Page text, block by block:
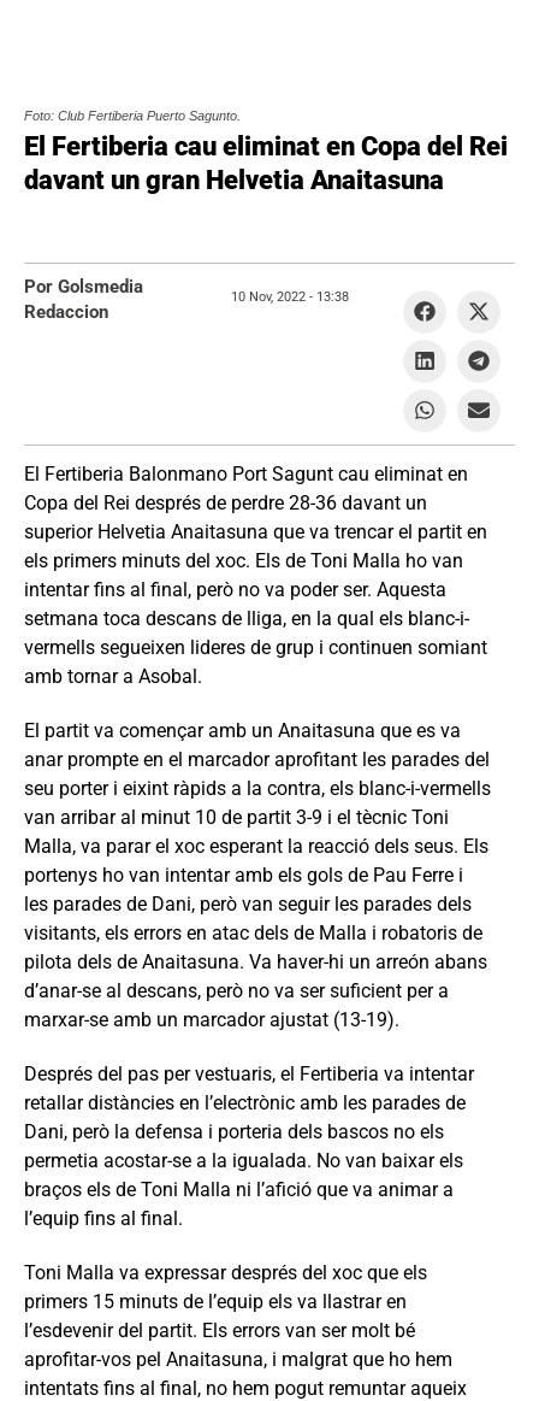
Foto: Club Fertiberia Puerto Sagunto.
El Fertiberia cau eliminat en Copa del Rei
davant un gran Helvetia Anaitasuna
El Fertiberia Balonmano Port Sagunt cau eliminat en
Copa del Rei després de perdre 28-36 davant un
superior Helvetia Anaitasuna que va trencar el partit en
els primers minuts del xoc. Els de Toni Malla ho van
intentar fins al final, però no va poder ser. Aquesta
setmana toca descans de lliga, en la qual els blanc-i-
vermells segueixen lideres de grup i continuen somiant
amb tornar a Asobal.
El partit va començar amb un Anaitasuna que es va
anar prompte en el marcador aprofitant les parades del
seu porter i eixint ràpids a la contra, els blanc-i-vermells
van arribar al minut 10 de partit 3-9 i el tècnic Toni
Malla, va parar el xoc esperant la reacció dels seus. Els
portenys ho van intentar amb els gols de Pau Ferre i
les parades de Dani, però van seguir les parades dels
visitants, els errors en atac dels de Malla i robatoris de
pilota dels de Anaitasuna. Va haver-hi un arreón abans
d’anar-se al descans, però no va ser suficient per a
marxar-se amb un marcador ajustat (13-19).
Després del pas per vestuaris, el Fertiberia va intentar
retallar distàncies en l’electrònic amb les parades de
Dani, però la defensa i porteria dels bascos no els
permetia acostar-se a la igualada. No van baixar els
braços els de Toni Malla ni l’afició que va animar a
l’equip fins al final.
Toni Malla va expressar després del xoc que els
primers 15 minuts de l’equip els va llastrar en
l’esdevenir del partit. Els errors van ser molt bé
aprofitar-vos pel Anaitasuna, i malgrat que ho hem
intentats fins al final, no hem pogut remuntar aqueix
Por Golsmedia
Redaccion
10 Nov, 2022 - 13:38